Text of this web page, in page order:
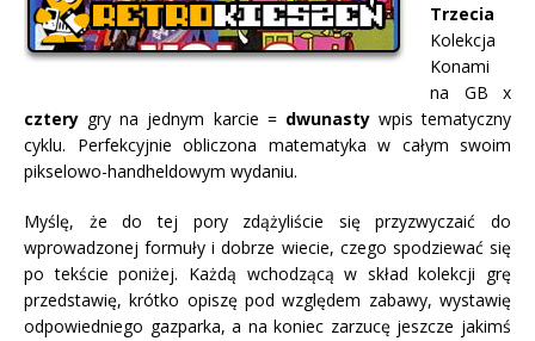
Trzecia
Kolekcja
Konami
na GB x
cztery gry na jednym karcie = dwunastywpis tematyczny
cyklu. Perfekcyjnie obliczona matematyka w całym swoim
pikselowo-handheldowym wydaniu.
Myślę, że do tej pory zdążyliście się przyzwyczaić do
wprowadzonej formuły i dobrze wiecie, czego spodziewać się
po tekście poniżej. Każdą wchodzącą w skład kolekcji grę
przedstawię, krótko opiszę pod względem zabawy, wystawię
odpowiedniego gazparka, a na koniec zarzucę jeszcze jakimś